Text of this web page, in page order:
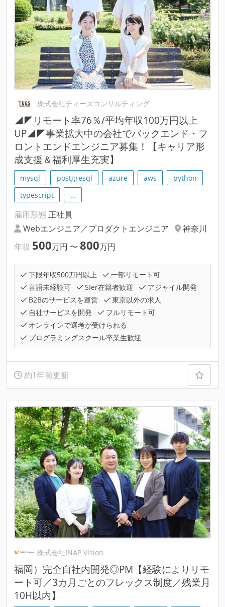
株式会社ティーズコンサルティング
◢◤リモート率76％/平均年収100万円以上
UP◢◤事業拡大中の会社でバックエンド・フ
ロントエンドエンジニア募集！【キャリア形
成支援＆福利厚生充実】
mysql postgresql azure aws
python
typescript
…
雇用形態 正社員
Webエンジニア／プロダクトエンジニア
神奈川
年収 500万円 〜 800万円
下限年収500万円以上
一部リモート可
言語未経験可
SIer在籍者歓迎
アジャイル開発
B2Bのサービスを運営
東京以外の求人
自社サービスを開発
フルリモート可
オンラインで選考が受けられる
プログラミングスクール卒業生歓迎
約1年前更新
株式会社INAP Vision
福岡）完全自社内開発◎PM【経験によりリモ
ート可／3カ月ごとのフレックス制度／残業月
10H以内】